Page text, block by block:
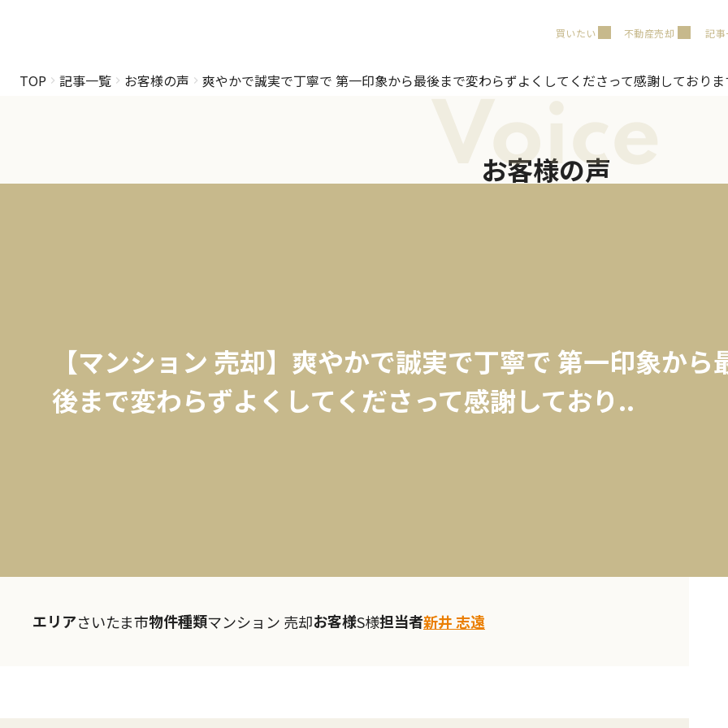
買いたい 不動産売却 記
TOP 記事一覧 お客様の声 爽やかで誠実で丁寧で 第一印象から最後まで変わらずよくしてくださって感謝しておりま
Voice
お客様の声
【マンション 売却】爽やかで誠実で丁寧で 第一印象から
後まで変わらずよくしてくださって感謝しており..
エリアさいたま市物件種類マンション 売却お客様S様担当者新井 志遠